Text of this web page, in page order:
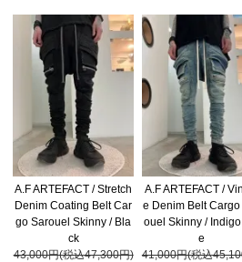
A.F ARTEFACT / Stretch
Denim Coating Belt Car
go Sarouel Skinny / Bla
ck
43,000円(税込47,300円)
A.F ARTEFACT /
e Denim Belt
ouel Skinny /
e
41,000円(税込